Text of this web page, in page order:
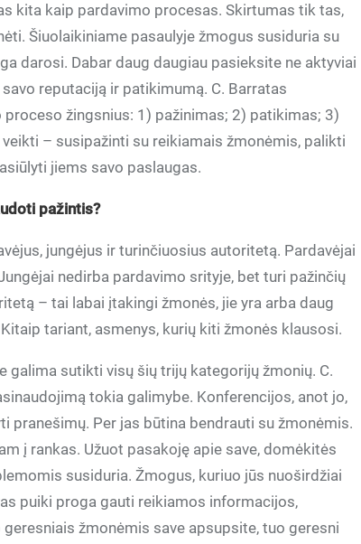
kita kaip pardavimo procesas. Skirtumas tik tas,
Šiuolaikiniame pasaulyje žmogus susiduria su
darosi. Dabar daug daugiau pasieksite ne aktyviai
reputaciją ir patikimumą. C. Barratas
žingsnius: 1) pažinimas; 2) patikimas; 3)
– susipažinti su reikiamais žmonėmis, palikti
jiems savo paslaugas.
pažintis?
jungėjus ir turinčiuosius autoritetą. Pardavėjai
nedirba pardavimo srityje, bet turi pažinčių
– tai labai įtakingi žmonės, jie yra arba daug
tariant, asmenys, kurių kiti žmonės klausosi.
galima sutikti visų šių trijų kategorijų žmonių. C.
tokia galimybe. Konferencijos, anot jo,
pranešimų. Per jas būtina bendrauti su žmonėmis.
į rankas. Užuot pasakoję apie save, domėkitės
susiduria. Žmogus, kuriuo jūs nuoširdžiai
puiki proga gauti reikiamos informacijos,
žmonėmis save apsupsite, tuo geresni